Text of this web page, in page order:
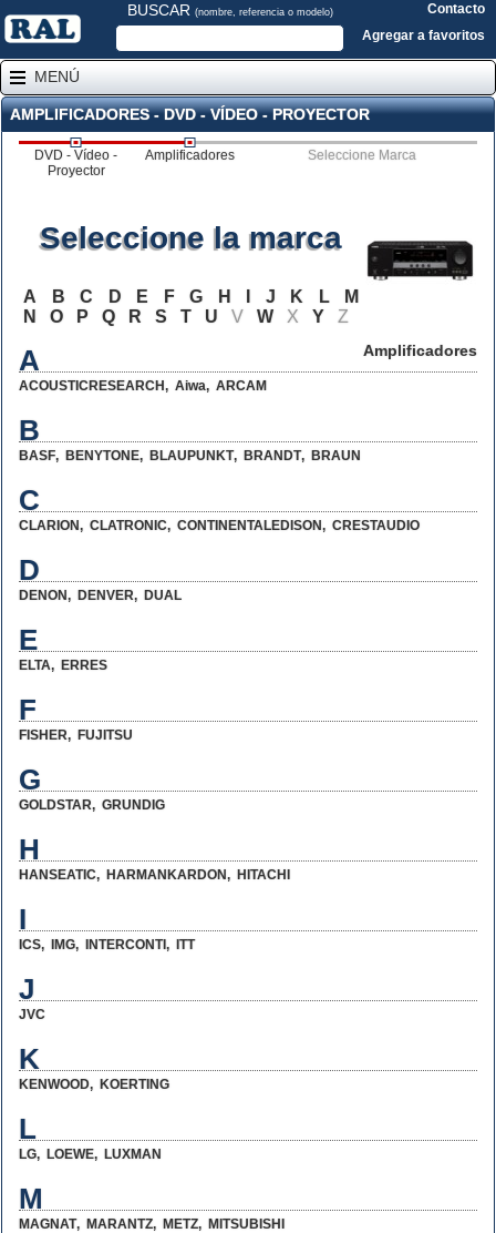
BUSCAR (nombre, referencia o modelo)
Contacto
Agregar a favoritos
MENÚ
AMPLIFICADORES - DVD - VÍDEO - PROYECTOR
DVD - Vídeo -
Proyector
Amplificadores Seleccione Marca
Amplificadores
Seleccione la marca
A B C D E F G H J K L
M
N
O P Q R S T U V W X Y Z
A
ACOUSTICRESEARCH , Aiwa, ARCAM
B
BASF, BENYTONE, BLAUPUNKT, BRANDT, BRAUN
C
CLARION, CLATRONIC, CONTINENTALEDISON, CRESTAUDIO
D
DENON, DENVER, DUAL
E
ELTA, ERRES
F
FISHER, FUJITSU
G
GOLDSTAR, GRUNDIG
H
HANSEATIC, HARMANKARDON, HITACHI
I
ICS, IMG, INTERCONTI, ITT
J
JVC
K
KENWOOD, KOERTING
L
LG, LOEWE, LUXMAN
M
MAGNAT, MARANTZ, METZ, MITSUBISHI